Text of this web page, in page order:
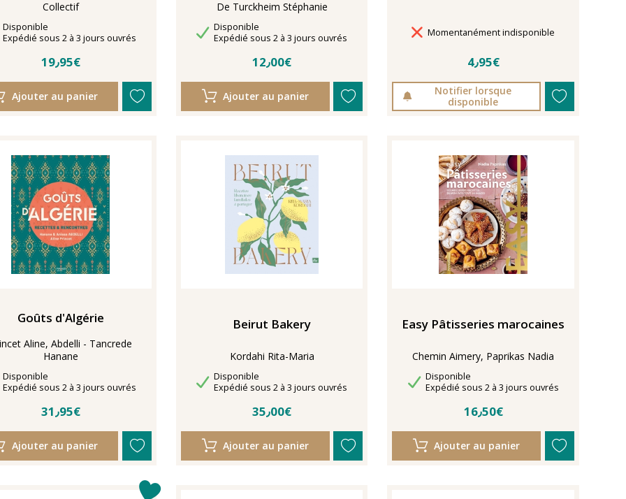
Collectif
Disponibilité
Disponible
Délais de livraison
Expédié sous 2 à 3 jours ouvrés
19٫95€
Ajouter au panier
De Turckheim Stéphanie
Disponibilité
Disponible
Délais de livraison
Expédié sous 2 à 3 jours ouvrés
12٫00€
Ajouter au panier
Délais de livraison
Momentanément indisponible
4٫95€
Notifier lorsque
disponible
Goûts d'Algérie
Aline, Abdelli - Tancrede
Hanane
Disponibilité
Disponible
Délais de livraison
Expédié sous 2 à 3 jours ouvrés
31٫95€
Ajouter au panier
Beirut Bakery
Kordahi Rita-Maria
Disponibilité
Disponible
Délais de livraison
Expédié sous 2 à 3 jours ouvrés
35٫00€
Ajouter au panier
Easy Pâtisseries marocaines
Chemin Aimery, Paprikas Nadia
Disponibilité
Disponible
Délais de livraison
Expédié sous 2 à 3 jours ouvrés
16٫50€
Ajouter au panier